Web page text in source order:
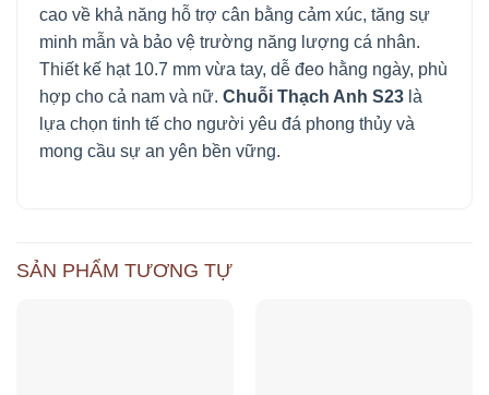
cao về khả năng hỗ trợ cân bằng cảm xúc, tăng sự
minh mẫn và bảo vệ trường năng lượng cá nhân.
Thiết kế hạt 10.7 mm vừa tay, dễ đeo hằng ngày, phù
hợp cho cả nam và nữ. Chuỗi Thạch Anh S23 là
lựa chọn tinh tế cho người yêu đá phong thủy và
mong cầu sự an yên bền vững.
SẢN PHẨM TƯƠNG TỰ